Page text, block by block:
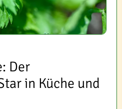
Der
in Küche und